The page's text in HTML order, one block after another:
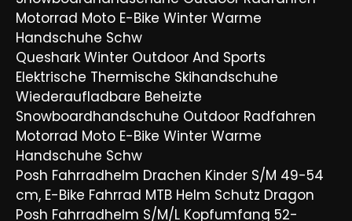
Motorrad Moto E-Bike Winter Warme
Handschuhe Schw
Queshark Winter Outdoor And Sports
Elektrische Thermische Skihandschuhe
Wiederaufladbare Beheizte
Snowboardhandschuhe Outdoor Radfahren
Motorrad Moto E-Bike Winter Warme
Handschuhe Schw
Posh Fahrradhelm Drachen Kinder S/M 49-54
cm, E-Bike Fahrrad MTB Helm Schutz Dragon
Posh Fahrradhelm S/M/L Kopfumfang 52-